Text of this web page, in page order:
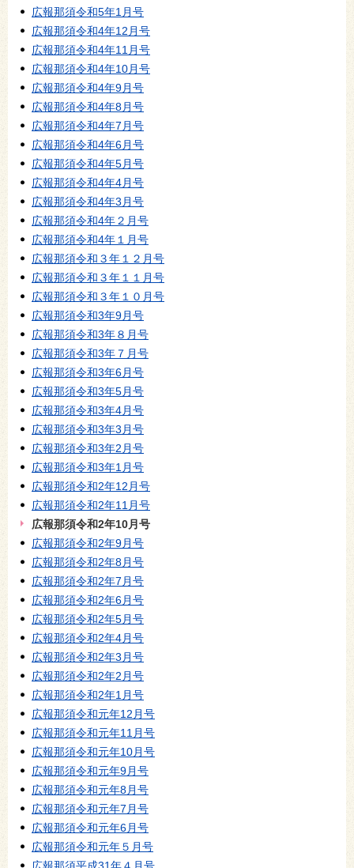
広報那須令和5年1月号
広報那須令和4年12月号
広報那須令和4年11月号
広報那須令和4年10月号
広報那須令和4年9月号
広報那須令和4年8月号
広報那須令和4年7月号
広報那須令和4年6月号
広報那須令和4年5月号
広報那須令和4年4月号
広報那須令和4年3月号
広報那須令和4年２月号
広報那須令和4年１月号
広報那須令和３年１２月号
広報那須令和３年１１月号
広報那須令和３年１０月号
広報那須令和3年9月号
広報那須令和3年８月号
広報那須令和3年７月号
広報那須令和3年6月号
広報那須令和3年5月号
広報那須令和3年4月号
広報那須令和3年3月号
広報那須令和3年2月号
広報那須令和3年1月号
広報那須令和2年12月号
広報那須令和2年11月号
広報那須令和2年10月号
広報那須令和2年9月号
広報那須令和2年8月号
広報那須令和2年7月号
広報那須令和2年6月号
広報那須令和2年5月号
広報那須令和2年4月号
広報那須令和2年3月号
広報那須令和2年2月号
広報那須令和2年1月号
広報那須令和元年12月号
広報那須令和元年11月号
広報那須令和元年10月号
広報那須令和元年9月号
広報那須令和元年8月号
広報那須令和元年7月号
広報那須令和元年6月号
広報那須令和元年５月号